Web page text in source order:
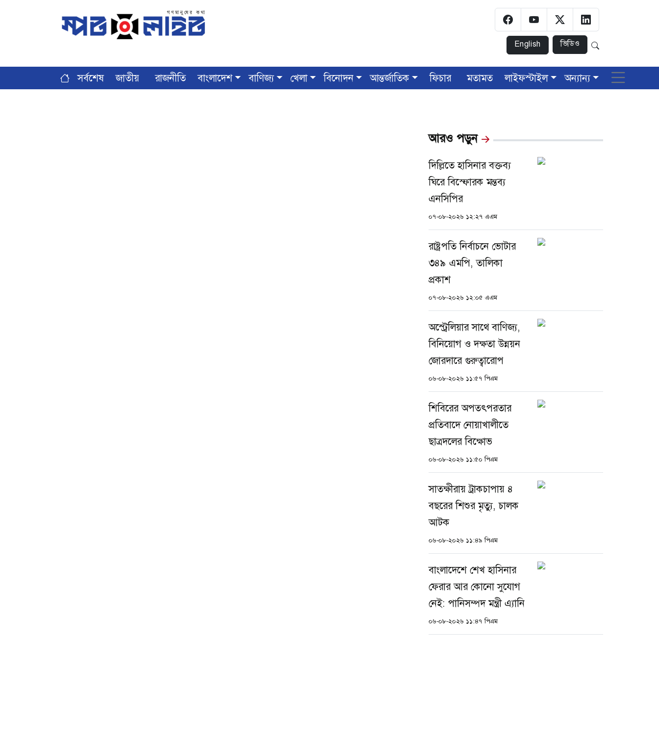
English ভিডিও
সর্বশেষ জাতীয় রাজনীতি বাংলাদেশ বাণিজ্য খেলা বিনোদন আন্তর্জাতিক ফিচার মতামত লাইফস্টাইল অন্যান্য
আরও পড়ুন
দিল্লিতে হাসিনার বক্তব্য
ঘিরে বিস্ফোরক মন্তব্য
এনসিপির
০৭-০৮-২০২৬ ১২:২৭ এএম
রাষ্ট্রপতি নির্বাচনে ভোটার
৩৪৯ এমপি, তালিকা
প্রকাশ
০৭-০৮-২০২৬ ১২:০৫ এএম
অস্ট্রেলিয়ার সাথে বাণিজ্য,
বিনিয়োগ ও দক্ষতা উন্নয়ন
জোরদারে গুরুত্বারোপ
০৬-০৮-২০২৬ ১১:৫৭ পিএম
শিবিরের অপতৎপরতার
প্রতিবাদে নোয়াখালীতে
ছাত্রদলের বিক্ষোভ
০৬-০৮-২০২৬ ১১:৫০ পিএম
সাতক্ষীরায় ট্রাকচাপায় ৪
বছরের শিশুর মৃত্যু, চালক
আটক
০৬-০৮-২০২৬ ১১:৪৯ পিএম
বাংলাদেশে শেখ হাসিনার
ফেরার আর কোনো সুযোগ
নেই: পানিসম্পদ মন্ত্রী এ্যানি
০৬-০৮-২০২৬ ১১:৪৭ পিএম